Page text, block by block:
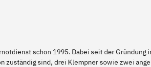
schon 1995. Dabei seit der Gründung
sind, drei Klempner sowie zwei